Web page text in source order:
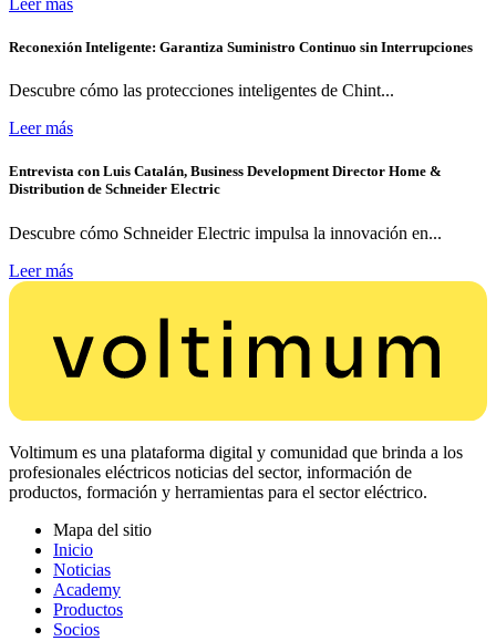
Leer más
Reconexión Inteligente: Garantiza Suministro Continuo sin Interrupciones
Descubre cómo las protecciones inteligentes de Chint...
Leer más
Entrevista con Luis Catalán, Business Development Director Home &
Distribution de Schneider Electric
Descubre cómo Schneider Electric impulsa la innovación en...
Leer más
Voltimum es una plataforma digital y comunidad que brinda a los
profesionales eléctricos noticias del sector, información de
productos, formación y herramientas para el sector eléctrico.
Mapa del sitio
Inicio
Noticias
Academy
Productos
Socios